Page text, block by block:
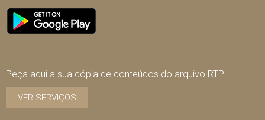
Peça aqui a sua cópia de conteúdos do arquivo RTP
VER SERVIÇOS